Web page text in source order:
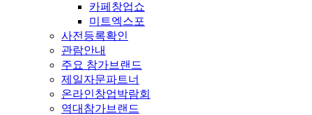
카페창업쇼
미트엑스포
사전등록확인
관람안내
주요 참가브랜드
제일자문파트너
온라인창업박람회
역대참가브랜드